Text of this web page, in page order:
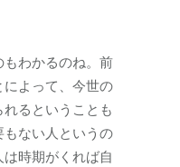
わかるのね。前
よって、今世の
るということも
ない人というの
時期がくれば自